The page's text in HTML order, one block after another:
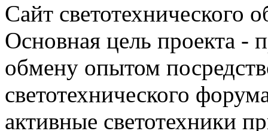
Сайт светотехнического
Основная цель проекта -
обмену опытом
светотехнического
активные светотехники